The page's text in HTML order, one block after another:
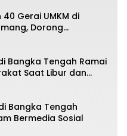
40 Gerai UMKM di
Dorong
Bangka Tengah Ramai
Saat Libur dan
Bangka Tengah
Bermedia Sosial